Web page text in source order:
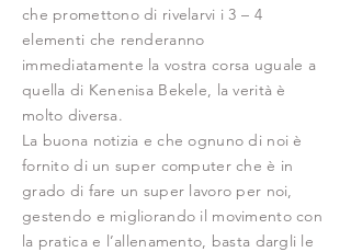
che promettono di rivelarvi i 3 – 4
elementi che renderanno
immediatamente la vostra corsa uguale a
quella di Kenenisa Bekele, la verità è
molto diversa.
La buona notizia e che ognuno di noi è
fornito di un super computer che è in
grado di fare un super lavoro per noi,
gestendo e migliorando il movimento con
la pratica e l’allenamento, basta dargli le